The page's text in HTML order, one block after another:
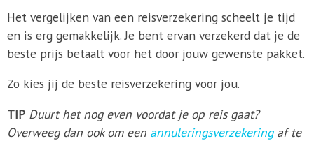
Het vergelijken van een reisverzekering scheelt je tijd
en is erg gemakkelijk. Je bent ervan verzekerd dat je de
beste prijs betaalt voor het door jouw gewenste pakket.
Zo kies jij de beste reisverzekering voor jou.
TIP Duurt het nog even voordat je op reis gaat?
Overweeg dan ook om een annuleringsverzekeringaf te